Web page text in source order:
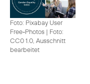
Foto: Pixabay User
Free-Photos | Foto:
CC0 1.0, Ausschnitt
bearbeitet